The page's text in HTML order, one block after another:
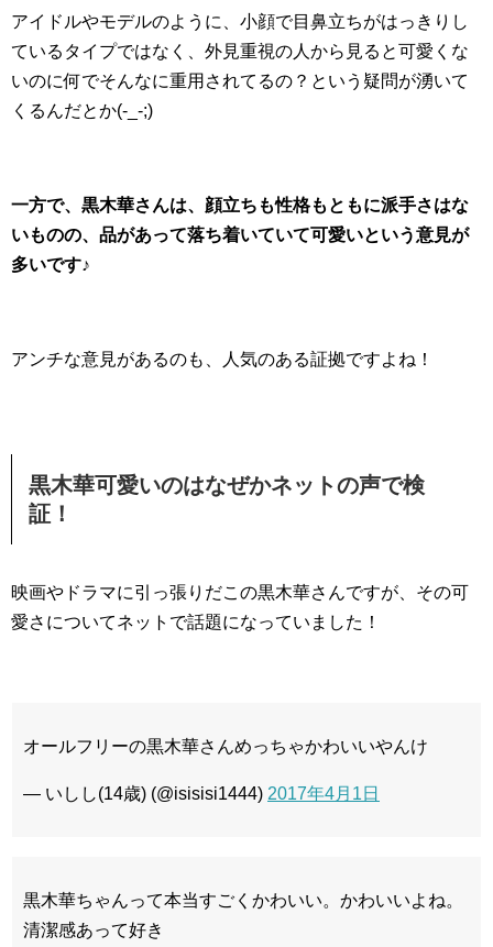
アイドルやモデルのように、小顔で目鼻立ちがはっきりし
ているタイプではなく、外見重視の人から見ると可愛くな
いのに何でそんなに重用されてるの？という疑問が湧いて
くるんだとか(-_-;)
一方で、黒木華さんは、顔立ちも性格もともに派手さはな
いものの、品があって落ち着いていて可愛いという意見が
多いです♪
アンチな意見があるのも、人気のある証拠ですよね！
黒木華可愛いのはなぜかネットの声で検
証！
映画やドラマに引っ張りだこの黒木華さんですが、その可
愛さについてネットで話題になっていました！
オールフリーの黒木華さんめっちゃかわいいやんけ
— いしし(14歳) (@isisisi1444) 2017年4月1日
黒木華ちゃんって本当すごくかわいい。かわいいよね。
清潔感あって好き